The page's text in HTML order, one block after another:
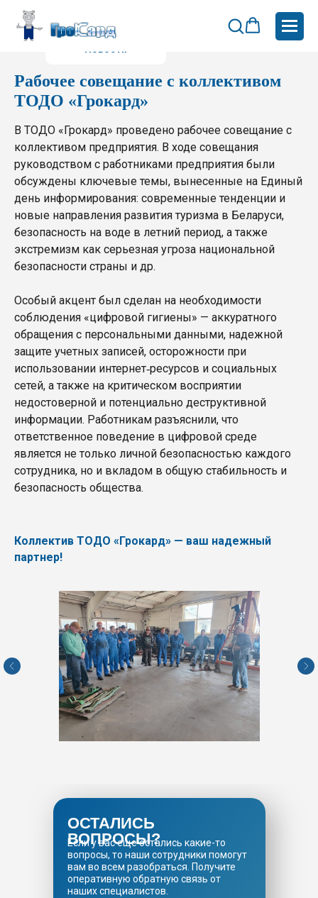
Рабочее совещание с коллективом
ТОДО «Грокард»
В ТОДО «Грокард» проведено рабочее совещание с
коллективом предприятия. В ходе совещания
руководством с работниками предприятия были
обсуждены ключевые темы, вынесенные на Единый
день информирования: современные тенденции и
новые направления развития туризма в Беларуси,
безопасность на воде в летний период, а также
экстремизм как серьезная угроза национальной
безопасности страны и др.
Особый акцент был сделан на необходимости
соблюдения «цифровой гигиены» — аккуратного
обращения с персональными данными, надежной
защите учетных записей, осторожности при
использовании интернет‑ресурсов и социальных
сетей, а также на критическом восприятии
недостоверной и потенциально деструктивной
информации. Работникам разъяснили, что
ответственное поведение в цифровой среде
является не только личной безопасностью каждого
сотрудника, но и вкладом в общую стабильность и
безопасность общества.
Коллектив ТОДО «Грокард» — ваш надежный
партнер!
ОСТАЛИСЬ
ВОПРОСЫ?
Если у вас еще остались какие-то
вопросы, то наши сотрудники помогут
вам во всем разобраться. Получите
оперативную обратную связь от
наших специалистов.